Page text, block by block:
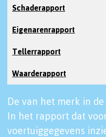
Schaderapport
Eigenarenrapport
Tellerrapport
Waarderapport
De van het merk in
In het rapport dat
voertuiggegevens